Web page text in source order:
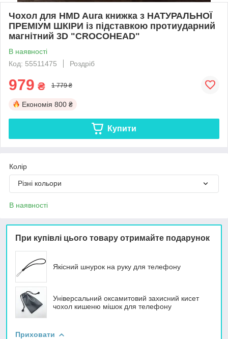
Чохол для HMD Aura книжка з НАТУРАЛЬНОЇ
ПРЕМІУМ ШКІРИ із підставкою протиударний
магнітний 3D "CROCOHEAD"
В наявності
Код: 55511475
Роздріб
979 ₴ 1 779 ₴
Економія 800 ₴
Купити
Колір
Різні кольори
В наявності
При купівлі цього товару отримайте подарунок
Якісний шнурок на руку для телефону
Універсальний оксамитовий захисний кисет
чохол кишеню мішок для телефону
Приховати